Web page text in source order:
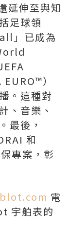
延伸至與知
足球領
」已成為
）
。這種對
、音樂、
最後，
和
專案，彰
電
宇舶表的